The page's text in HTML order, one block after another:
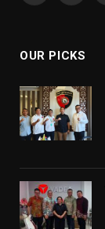
OUR PICKS